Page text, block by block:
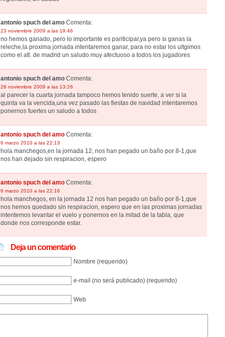
antonio spuch del amo Comenta:
23 noviembre 2009 a las 19:46
no hemos ganado, pero lo importante es pariticipar,ya pero si ganas la
releche,la proxima jornada intentaremos ganar, para no estar los ultgimos
como el atl. de madrid un saludo muy afectuoso a todos los jugadores
antonio spuch del amo Comenta:
28 noviembre 2009 a las 13:26
al parecer la cuarta jornada tampoco hemos tenido suerte, a ver si la
quinta va la vencida,una vez pasado las fiestas de navidad intentaremos
ponernos fuertes un saludo a todos
antonio spuch del amo Comenta:
6 marzo 2010 a las 22:13
hola manchegos,en la jornada 12, nos han pegado un baño por 8-1,que
nos han dejado sin respiracion, espero
antonio spuch del amo Comenta:
6 marzo 2010 a las 22:16
hola manchegos, en la jornada 12 nos han pegado un baño por 8-1,que
nos hemos quedado sin respiracion, espero que en las proximas jornadas
intentemos levantar el vuelo y ponernos en la mitad de la tabla, que
donde nos corresponde estar.
Deja un comentario
Nombre (requerido)
e-mail (no será publicado) (requerido)
Web